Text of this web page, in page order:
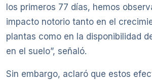
los primeros 77 días, hemos
impacto notorio tanto en el
plantas como en la disponibilidad
en el suelo”, señaló.
Sin embargo, aclaró que estos